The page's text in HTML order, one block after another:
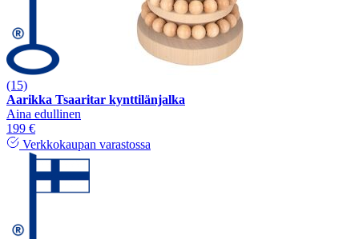
(15)
Aarikka Tsaaritar kynttilänjalka
Aina edullinen
199 €
Verkkokaupan varastossa